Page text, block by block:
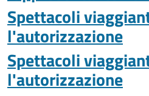
Spettacoli
l'autorizzazione
Spettacoli
l'autorizzazione